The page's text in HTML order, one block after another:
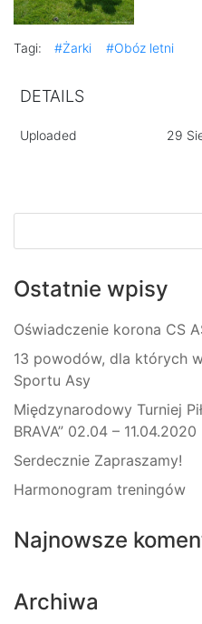
Tagi: #Żarki #Obóz letni
DETAILS
Uploaded 29
Ostatnie wpisy
Oświadczenie korona CS
13 powodów, dla których
Sportu Asy
Międzynarodowy Turniej
BRAVA” 02.04 – 11.04.2020
Serdecznie Zapraszamy!
Harmonogram treningów
Najnowsze
Archiwa